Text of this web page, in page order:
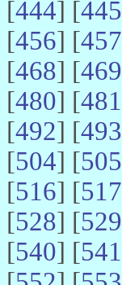
[444] [445
[456] [457
[468] [469
[480] [481
[492] [493
[504] [505
[516] [517
[528] [529
[540] [541